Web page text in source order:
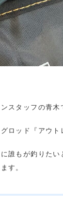
スタッフの青木
ロッド『アウト
誰もが釣りた
す。